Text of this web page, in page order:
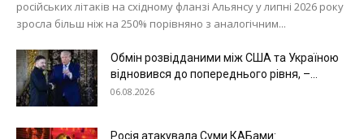
російських літаків на східному фланзі Альянсу у липні 2026 року
зросла більш ніж на 250% порівняно з аналогічним...
Обмін розвідданими між США та Україною
відновився до попереднього рівня, –...
06.08.2026
Росія атакувала Суми КАБами: